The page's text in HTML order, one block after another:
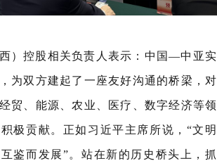
）控股相关负责人表示：中国—中亚实
为双方建起了一座友好沟通的桥梁，对
贸、能源、农业、医疗、数字经济等领
极贡献。正如习近平主席所说，“文明
鉴而发展”。站在新的历史桥头上，抓